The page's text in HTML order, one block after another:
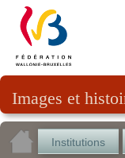
Images et
Institutions